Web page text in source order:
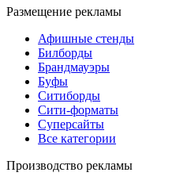
Размещение рекламы
Афишные стенды
Билборды
Брандмауэры
Буфы
Ситиборды
Сити-форматы
Суперсайты
Все категории
Производство рекламы